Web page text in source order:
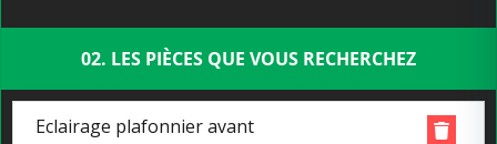
02. LES PIÈCES QUE VOUS RECHERCHEZ
Eclairage plafonnier avant